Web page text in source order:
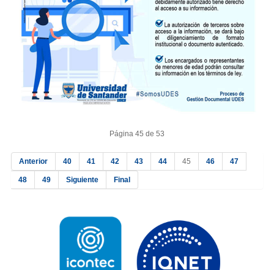
Página 45 de 53
Anterior 40 41 42 43 44 45 46 47
48 49 Siguiente Final